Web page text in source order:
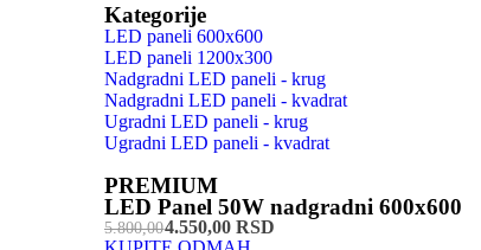
Kategorije
LED paneli 600x600
LED paneli 1200x300
Nadgradni LED paneli - krug
Nadgradni LED paneli - kvadrat
Ugradni LED paneli - krug
Ugradni LED paneli - kvadrat
PREMIUM
LED Panel 50W nadgradni 600x600
5.800,004.550,00 RSD